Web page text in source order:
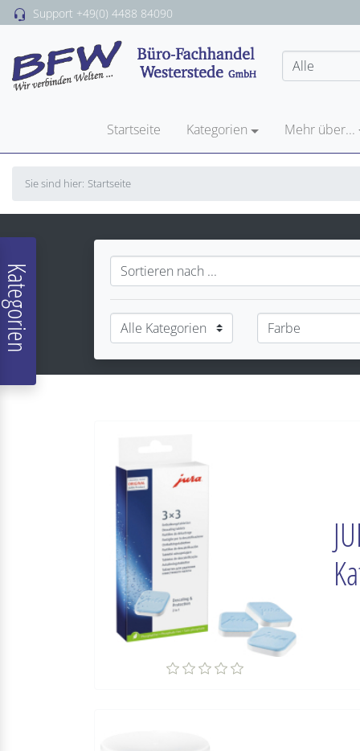
Support +49(0) 4488 84090
Startseite Kategorien Mehr über...
Sie sind hier: Startseite
Kategorien